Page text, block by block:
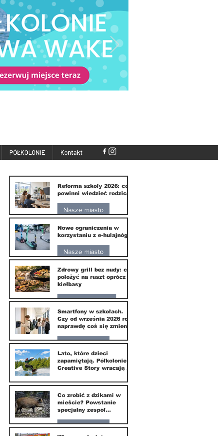
PÓŁKOLONIE Kontakt
Reforma szkoły 2026: co
powinni wiedzieć rodzice
Nasze miasto
10 lip
Nowe ograniczenia w
korzystaniu z e-hulajnóg
Nasze miasto
3 lip
Zdrowy grill bez nudy: co
położyć na ruszt oprócz
kiełbasy
Zdrowie i uroda
1 lip
Smartfony w szkołach.
Czy od września 2026 roku
naprawdę coś się zmieni?
Nasze miasto
1 lip
Lato, które dzieci
zapamiętają. Półkolonie
Creative Story wracają do
20 kwi
Co zrobić z dzikami w
mieście? Powstanie
specjalny zespół
Nasze miasto